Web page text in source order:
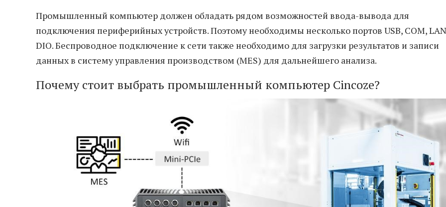
Промышленный компьютер должен обладать рядом возможностей ввода-вывода для
подключения периферийных устройств. Поэтому необходимы несколько портов USB, COM,
DIO. Беспроводное подключение к сети также необходимо для загрузки результатов и записи
данных в систему управления производством (MES) для дальнейшего анализа.
Почему стоит выбрать промышленный компьютер Cincoze?